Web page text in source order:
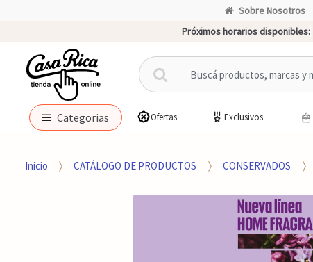
Sobre Nosotros
Próximos horarios disponibles:
B
u
c
p
r
Categorias Ofertas Exclusivos
Inicio CATÁLOGO DE PRODUCTOS CONSERVADOS